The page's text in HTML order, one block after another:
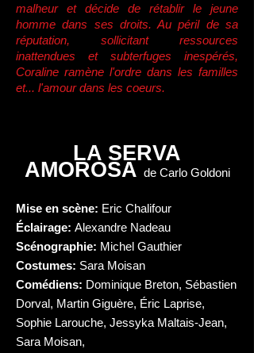
malheur et décide de rétablir le jeune
homme dans ses droits. Au péril de sa
réputation, sollicitant ressources
inattendues et subterfuges inespérés,
Coraline ramène l'ordre dans les familles
et... l'amour dans les coeurs.
LA SERVA
AMOROSA de Carlo Goldoni
Mise en scène: Eric Chalifour
Éclairage: Alexandre Nadeau
Scénographie: Michel Gauthier
Costumes: Sara Moisan
Comédiens: Dominique Breton, Sébastien
Dorval, Martin Giguère, Éric Laprise,
Sophie Larouche, Jessyka Maltais-Jean,
Sara Moisan,